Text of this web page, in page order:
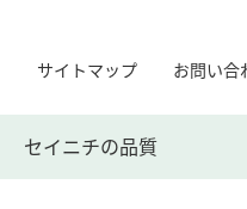
サイトマップ お問い合
セイニチの品質